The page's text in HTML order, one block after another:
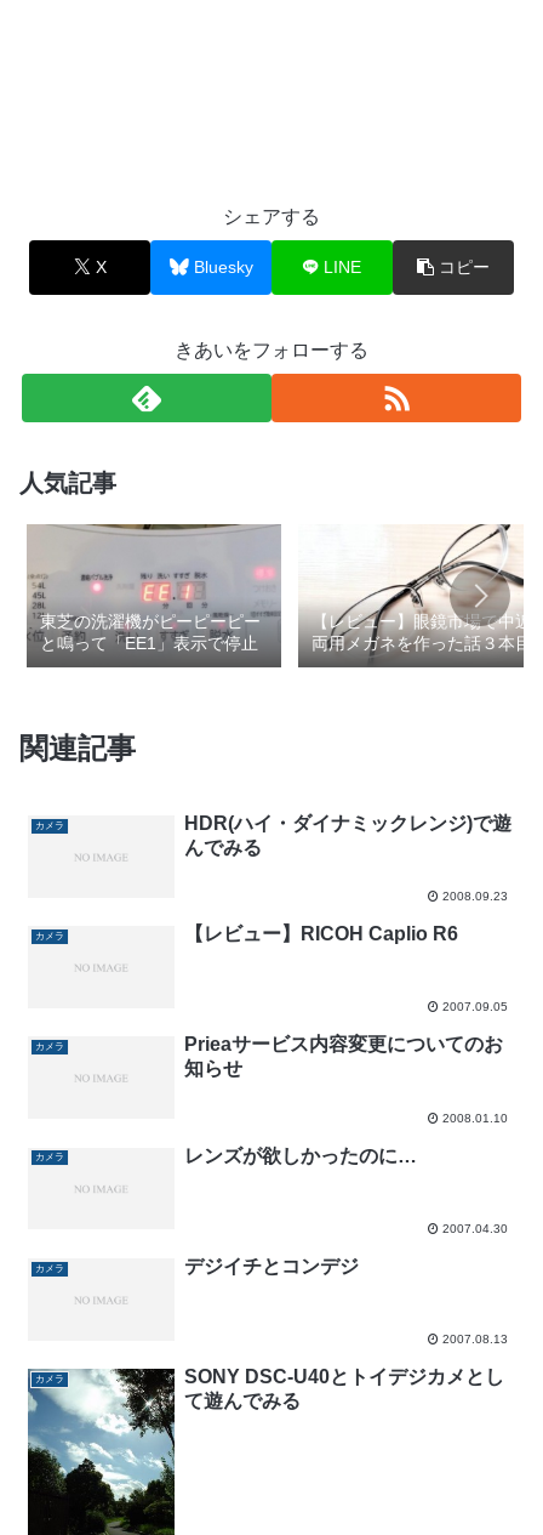
シェアする
X Bluesky LINE コピー
きあいをフォローする
人気記事
東芝の洗濯機がピーピーピー
と鳴って「EE1」表示で停止
【レビュー】眼鏡市場で中近
両用メガネを作った話３本目
関連記事
カメラ
HDR(ハイ・ダイナミックレンジ)で遊
んでみる
2008.09.23
カメラ 【レビュー】RICOH Caplio R6
2007.09.05
カメラ
Prieaサービス内容変更についてのお
知らせ
2008.01.10
カメラ レンズが欲しかったのに…
2007.04.30
カメラ デジイチとコンデジ
2007.08.13
カメラ
SONY DSC-U40とトイデジカメとし
て遊んでみる